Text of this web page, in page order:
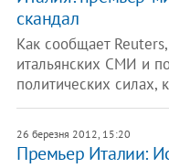
скандал
Как сообщает
итальянских СМИ и
политических силах,
26 березня 2012, 15:20
Премьер Италии: